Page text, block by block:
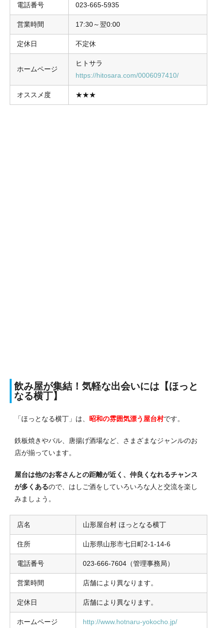
電話番号 023-665-5935
営業時間 17:30～翌0:00
定休日 不定休
ホームページ
ヒトサラ
https://hitosara.com/0006097410/
オススメ度 ★★★
飲み屋が集結！気軽な出会いには【ほっと
なる横丁】
「ほっとなる横丁」は、 昭和の雰囲気漂う屋台村です。
鉄板焼きやバル、唐揚げ酒場など、さまざまなジャンルのお
店が揃っています。
屋台は他のお客さんとの距離が近く、仲良くなれるチャンス
が多くあるので、はしご酒をしていろいろな人と交流を楽し
みましょう。
店名 山形屋台村 ほっとなる横丁
住所 山形県山形市七日町2-1-14-6
電話番号 023-666-7604（管理事務局）
営業時間 店舗により異なります。
定休日 店舗により異なります。
ホームページ http://www.hotnaru-yokocho.jp/